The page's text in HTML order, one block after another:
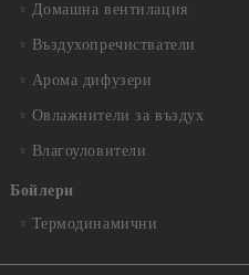
Домашна вентилация
Въздухопречистватели
Арома дифузери
Овлажнители за въздух
Влагоуловители
Бойлери
Термодинамични